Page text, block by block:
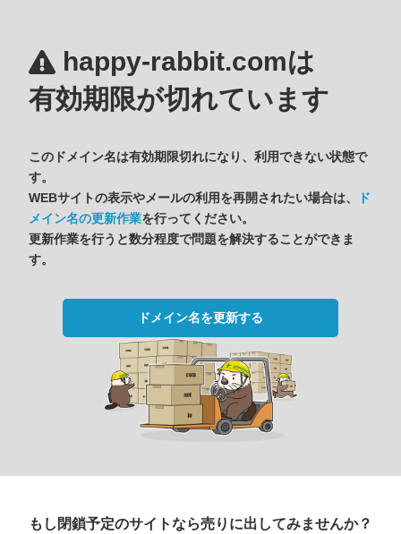
happy-rabbit.comは
有効期限が切れています
このドメイン名は有効期限切れになり、利用できない状態で
す。
WEBサイトの表示やメールの利用を再開されたい場合は、
ド
メイン名の更新作業を行ってください。
更新作業を行うと数分程度で問題を解決することができま
す。
ドメイン名を更新する
もし閉鎖予定のサイトなら売りに出してみませんか？